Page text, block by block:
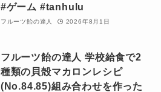
#ゲーム #tanhulu
フルーツ飴の達人 2026年8月1日
フルーツ飴の達人 学校給食で2
種類の貝殻マカロンレシピ
(No.84.85)組み合わせを作った